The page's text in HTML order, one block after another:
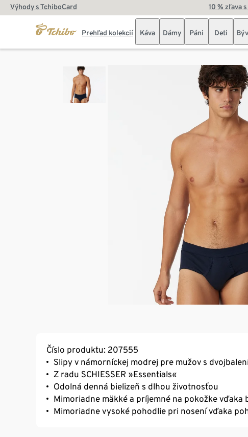
Výhody s TchiboCard 10 % zľava
Prehľad kolekcií Káva Dámy Páni Deti
Číslo produktu: 207555
Slipy v námorníckej modrej pre mužov s
Z radu SCHIESSER »Essentials«
Odolná denná bielizeň s dlhou životnosťou
Mimoriadne mäkké a príjemné na pokožke
Mimoriadne vysoké pohodlie pri nosení vďaka